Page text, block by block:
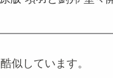
似しています。